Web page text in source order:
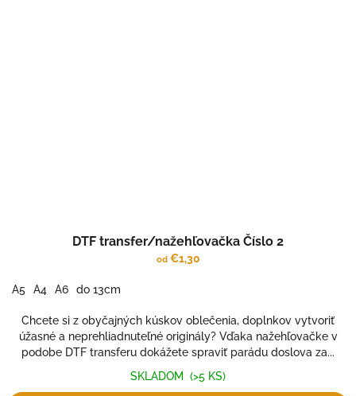
DTF transfer/nažehľovačka Číslo 2
od€1,30
A5 A4 A6 do 13cm
Chcete si z obyčajných kúskov oblečenia, doplnkov vytvoriť
úžasné a neprehliadnuteľné originály? Vďaka nažehľovačke v
podobe DTF transferu dokážete spraviť parádu doslova za...
SKLADOM (>5 KS)